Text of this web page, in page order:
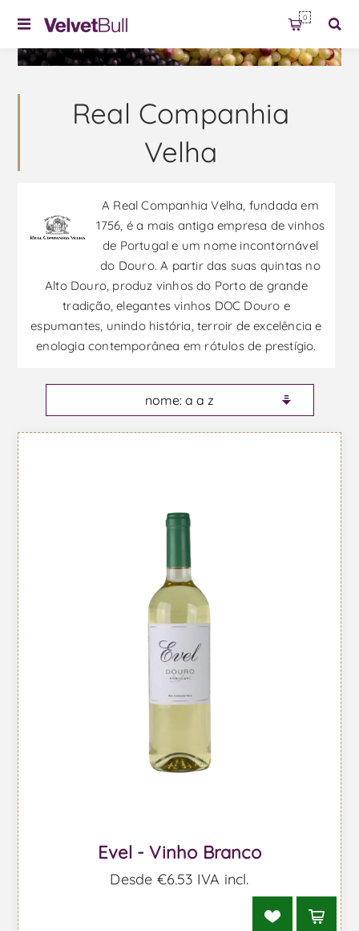
0
Real Companhia
Velha
A Real Companhia Velha, fundada em
1756, é a mais antiga empresa de vinhos
de Portugal e um nome incontornável
do Douro. A partir das suas quintas no
Alto Douro, produz vinhos do Porto de grande
tradição, elegantes vinhos DOC Douro e
espumantes, unindo história, terroir de excelência e
enologia contemporânea em rótulos de prestígio.
Evel - Vinho Branco
Desde €6,53 IVA incl.